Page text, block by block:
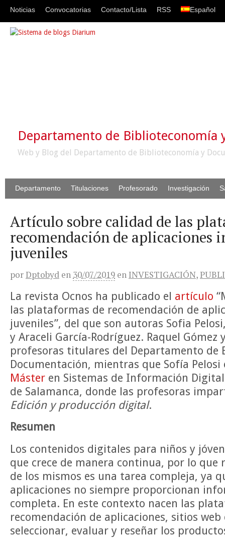
Noticias Convocatorias Contacto/Lista RSS Español
Departamento de Biblioteconomía
Web y Blog del Departamento de Biblioteconomía y
Departamento Titulaciones Profesorado Investigación
Artículo sobre calidad de las
recomendación de aplicaciones
juveniles
porDptobyd en 30/07/2019 enINVESTIGACIÓN,
La revista Ocnos ha publicado el artículo
las plataformas de recomendación de
juveniles”, del que son autoras Sofia
y Araceli García-Rodríguez. Raquel Gómez
profesoras titulares del Departamento de
Documentación, mientras que Sofía
Máster en Sistemas de Información
de Salamanca, donde las profesoras
Edición y producción digital.
Resumen
Los contenidos digitales para niños y
que crece de manera continua, por lo que
de los mismos es una tarea compleja, ya
aplicaciones no siempre proporcionan
completa. En este contexto nacen las
recomendación de aplicaciones, sitios web
seleccionar, evaluar y reseñar los